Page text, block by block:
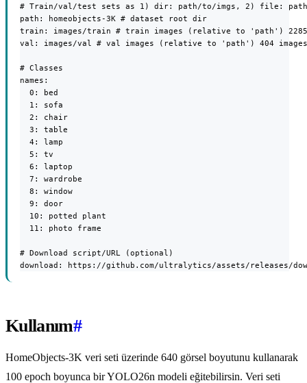
# Train/val/test sets as 1) dir: path/to/imgs, 2) file:
path: homeobjects-3K # dataset root dir
train: images/train # train images (relative to 'path') 2285
val: images/val # val images (relative to 'path') 404 images
# Classes
names:
  0: bed
  1: sofa
  2: chair
  3: table
  4: lamp
  5: tv
  6: laptop
  7: wardrobe
  8: window
  9: door
  10: potted plant
  11: photo frame
# Download script/URL (optional)
download: https://github.com/ultralytics/assets/releases/
Kullanım#
HomeObjects-3K veri seti üzerinde 640 görsel boyutunu kullanarak
100 epoch boyunca bir YOLO26n modeli eğitebilirsin. Veri seti